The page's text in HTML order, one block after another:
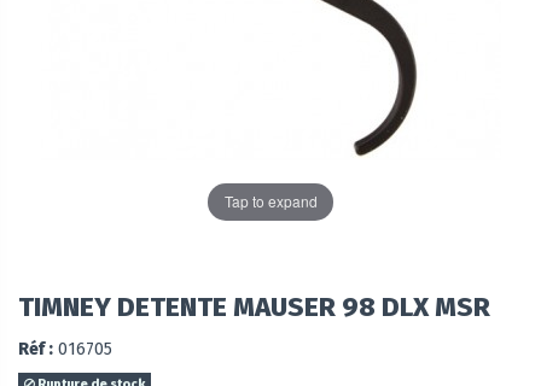
Tap to expand
TIMNEY DETENTE MAUSER 98 DLX MSR
Réf : 016705